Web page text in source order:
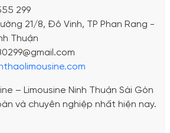
299
21/8, Đô Vinh, TP Phan Rang -
Thuận
– Limousine Ninh Thuận Sài Gòn
và chuyên nghiệp nhất hiện nay.